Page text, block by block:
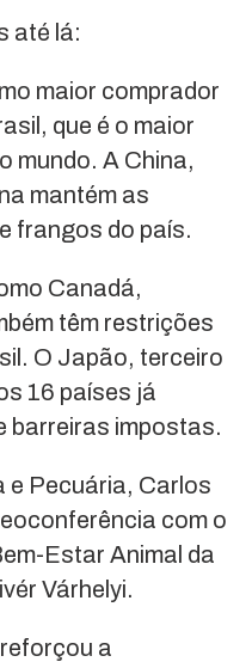
até lá:
maior comprador
que é o maior
mundo. A China,
mantém as
frangos do país.
Canadá,
têm restrições
O Japão, terceiro
16 países já
barreiras impostas.
e Pecuária, Carlos
com o
Estar Animal da
Várhelyi.
a